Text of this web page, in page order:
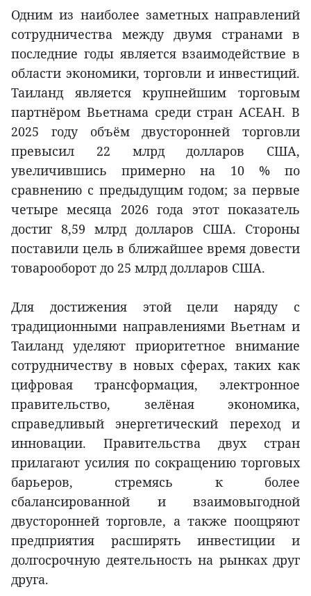
Одним из наиболее заметных направлений
сотрудничества между двумя странами в
последние годы является взаимодействие в
области экономики, торговли и инвестиций.
Таиланд является крупнейшим торговым
партнёром Вьетнама среди стран АСЕАН. В
2025 году объём двусторонней торговли
превысил 22 млрд долларов США,
увеличившись примерно на 10 % по
сравнению с предыдущим годом; за первые
четыре месяца 2026 года этот показатель
достиг 8,59 млрд долларов США. Стороны
поставили цель в ближайшее время довести
товарооборот до 25 млрд долларов США.
Для достижения этой цели наряду с
традиционными направлениями Вьетнам и
Таиланд уделяют приоритетное внимание
сотрудничеству в новых сферах, таких как
цифровая трансформация, электронное
правительство, зелёная экономика,
справедливый энергетический переход и
инновации. Правительства двух стран
прилагают усилия по сокращению торговых
барьеров, стремясь к более
сбалансированной и взаимовыгодной
двусторонней торговле, а также поощряют
предприятия расширять инвестиции и
долгосрочную деятельность на рынках друг
друга.